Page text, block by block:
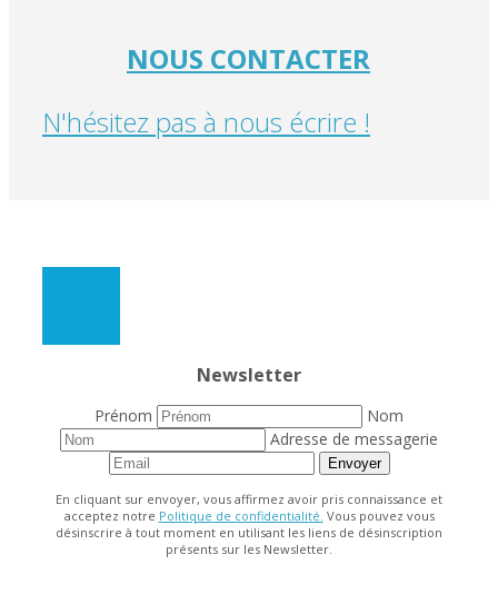
NOUS CONTACTER
N'hésitez pas à nous écrire !
Newsletter
Prénom
Nom
Adresse de messagerie
Envoyer
En cliquant sur envoyer, vous affirmez avoir pris connaissance et
acceptez notre Politique de confidentialité. Vous pouvez vous
désinscrire à tout moment en utilisant les liens de désinscription
présents sur les Newsletter.